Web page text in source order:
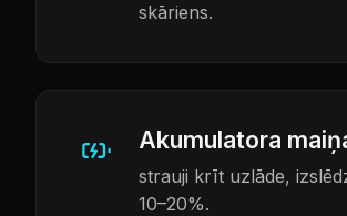
skāriens.
Akumulatora
strauji krīt uzlāde,
10–20%.